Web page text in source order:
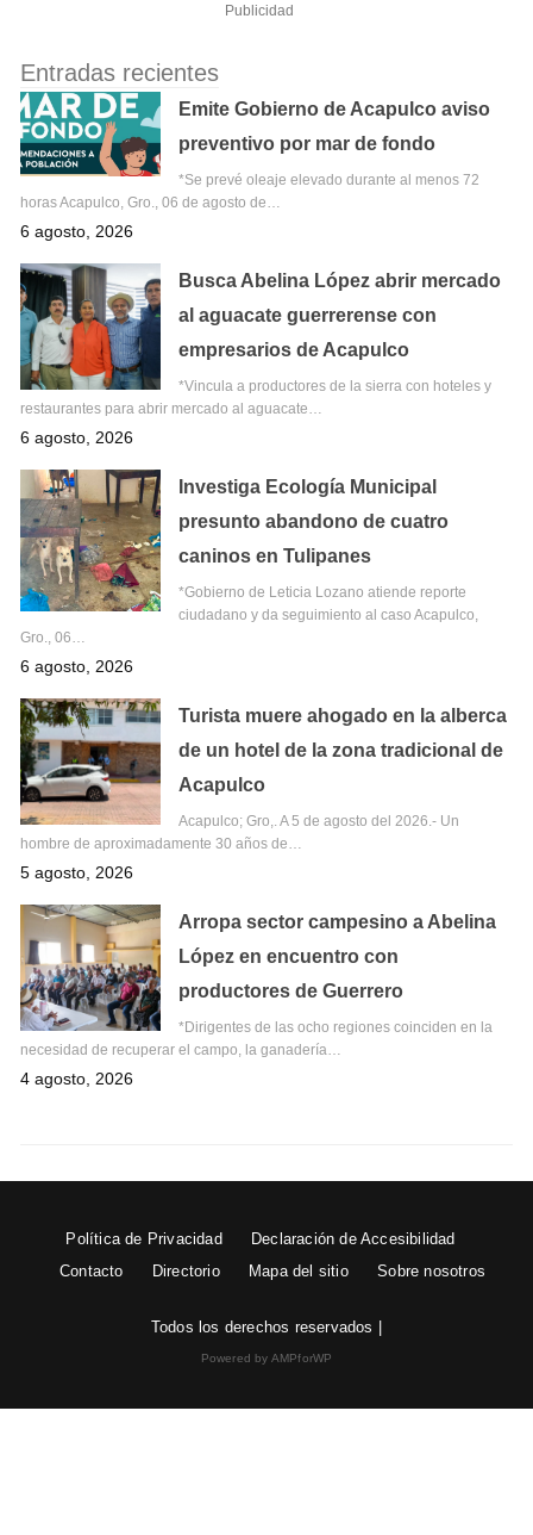
Publicidad
Entradas recientes
Emite Gobierno de Acapulco aviso
preventivo por mar de fondo
*Se prevé oleaje elevado durante al menos 72
horas Acapulco, Gro., 06 de agosto de…
6 agosto, 2026
Busca Abelina López abrir mercado
al aguacate guerrerense con
empresarios de Acapulco
*Vincula a productores de la sierra con hoteles y
restaurantes para abrir mercado al aguacate…
6 agosto, 2026
Investiga Ecología Municipal
presunto abandono de cuatro
caninos en Tulipanes
*Gobierno de Leticia Lozano atiende reporte
ciudadano y da seguimiento al caso Acapulco,
Gro., 06…
6 agosto, 2026
Turista muere ahogado en la alberca
de un hotel de la zona tradicional de
Acapulco
Acapulco; Gro,. A 5 de agosto del 2026.- Un
hombre de aproximadamente 30 años de…
5 agosto, 2026
Arropa sector campesino a Abelina
López en encuentro con
productores de Guerrero
*Dirigentes de las ocho regiones coinciden en la
necesidad de recuperar el campo, la ganadería…
4 agosto, 2026
Política de Privacidad
Declaración de Accesibilidad
Contacto
Directorio Mapa del sitio Sobre nosotros
Todos los derechos reservados |
Powered by AMPforWP